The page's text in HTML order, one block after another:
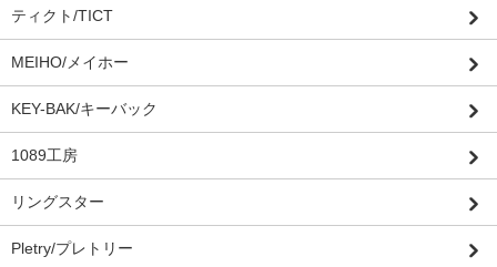
ティクト/TICT
MEIHO/メイホー
KEY-BAK/キーバック
1089工房
リングスター
Pletry/プレトリー